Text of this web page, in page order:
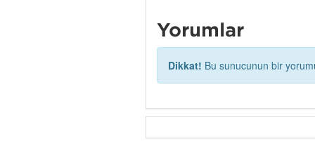
Yorumlar
Dikkat! Bu sunucunun bir